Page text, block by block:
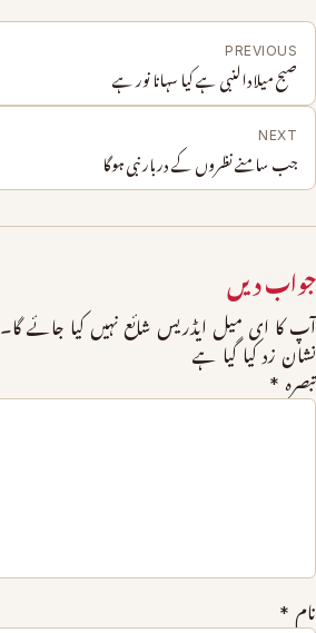
PREVIOUS
صبح میلادالنبی ہے کیا سہانا نور ہے
NEXT
جب سامنے نظروں کے دربار نبی ہوگا
جواب دیں
آپ کا ای میل ایڈریس شائع نہیں کیا جائے گا۔
نشان زد کیا گیا ہے
تبصرہ *
نام *